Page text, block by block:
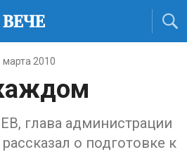
марта 2010
глава администрации
о подготовке к